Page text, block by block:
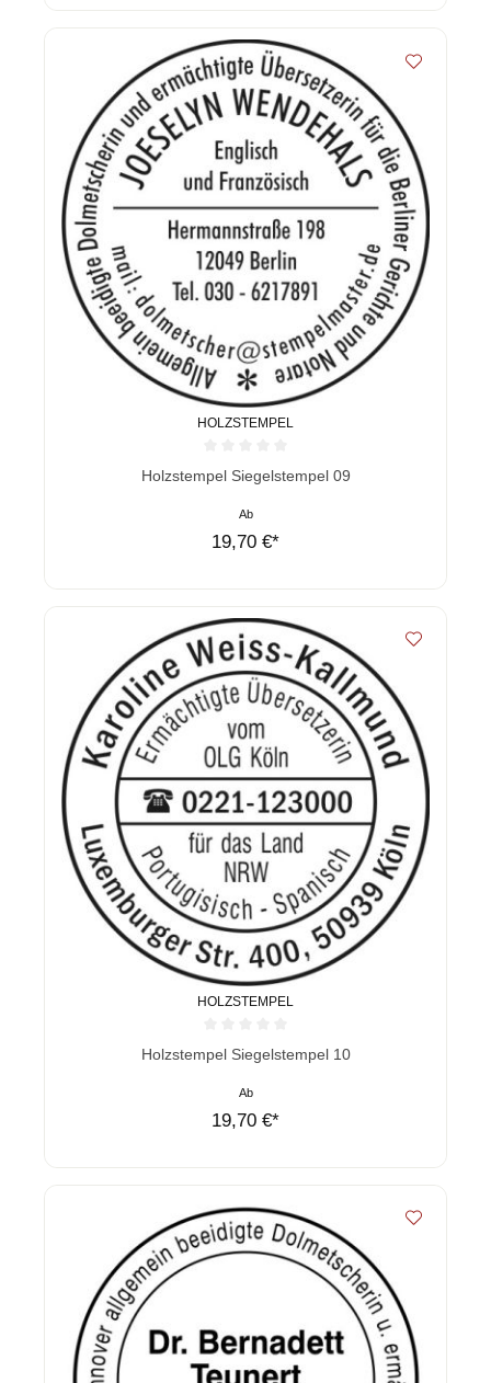
HOLZSTEMPEL
Durchschnittliche Bewertung von 0 von 5 Sternen
Holzstempel Siegelstempel 09
Ab
19,70 €*
HOLZSTEMPEL
Durchschnittliche Bewertung von 0 von 5 Sternen
Holzstempel Siegelstempel 10
Ab
19,70 €*